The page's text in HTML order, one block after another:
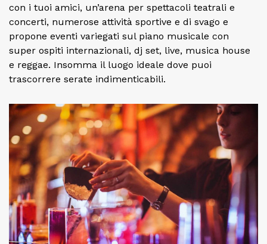
con i tuoi amici, un’arena per spettacoli teatrali e
concerti, numerose attività sportive e di svago e
propone eventi variegati sul piano musicale con
super ospiti internazionali, dj set, live, musica house
e reggae. Insomma il luogo ideale dove puoi
trascorrere serate indimenticabili.